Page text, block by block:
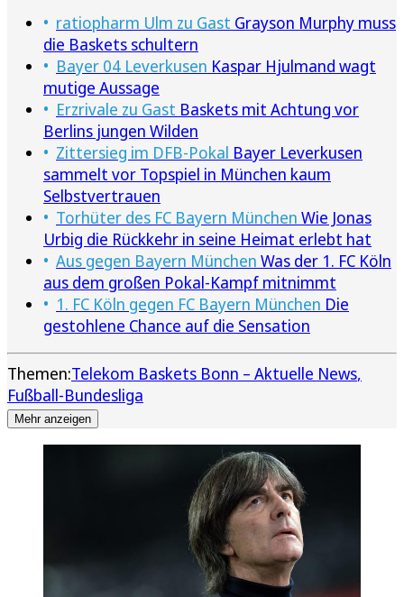
ratiopharm Ulm zu Gast Grayson Murphy muss
die Baskets schultern
Bayer 04 Leverkusen Kaspar Hjulmand wagt
mutige Aussage
Erzrivale zu Gast Baskets mit Achtung vor
Berlins jungen Wilden
Zittersieg im DFB-Pokal Bayer Leverkusen
sammelt vor Topspiel in München kaum
Selbstvertrauen
Torhüter des FC Bayern München Wie Jonas
Urbig die Rückkehr in seine Heimat erlebt hat
Aus gegen Bayern München Was der 1. FC Köln
aus dem großen Pokal-Kampf mitnimmt
1. FC Köln gegen FC Bayern München Die
gestohlene Chance auf die Sensation
Themen:Telekom Baskets Bonn – Aktuelle News
Fußball-Bundesliga
Mehr anzeigen